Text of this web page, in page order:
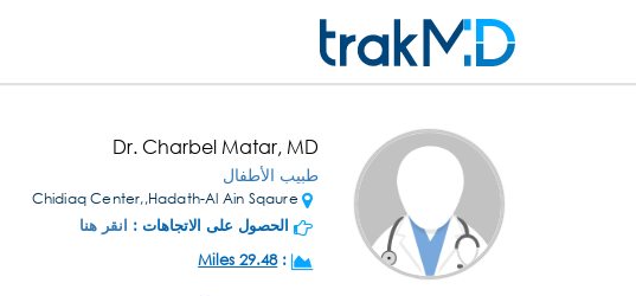
Dr. Charbel Matar, MD
طبيب الأطفال
Chidiaq Center,,Hadath-Al Ain Sqaure
الحصول على الاتجاهات : انقر هنا
:
29.48 Miles